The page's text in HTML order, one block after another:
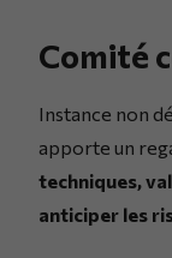
Comité
Instance non
apporte un
techniques,
anticiper les